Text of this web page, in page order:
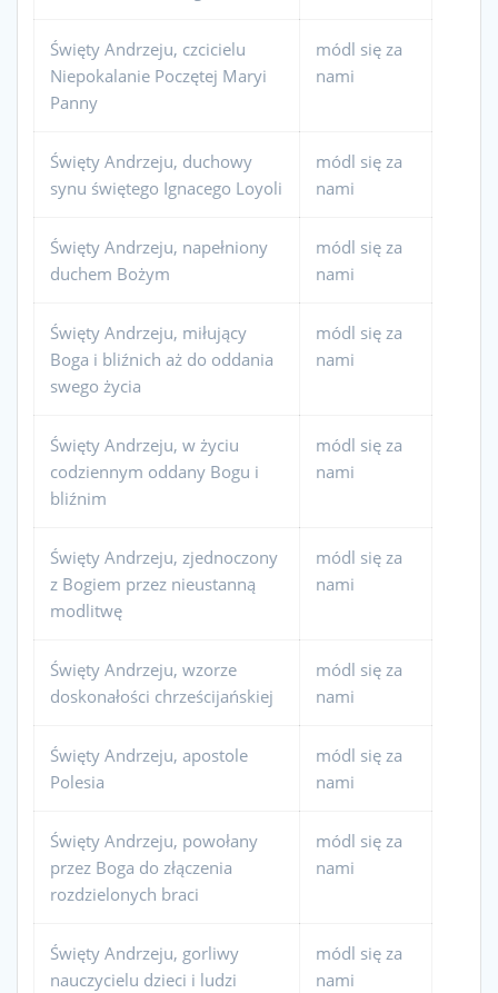
Święty Andrzeju, czcicielu
Niepokalanie Poczętej Maryi
Panny
módl się za
nami
Święty Andrzeju, duchowy
synu świętego Ignacego Loyoli
módl się za
nami
Święty Andrzeju, napełniony
duchem Bożym
módl się za
nami
Święty Andrzeju, miłujący
Boga i bliźnich aż do oddania
swego życia
módl się za
nami
Święty Andrzeju, w życiu
codziennym oddany Bogu i
bliźnim
módl się za
nami
Święty Andrzeju, zjednoczony
z Bogiem przez nieustanną
modlitwę
módl się za
nami
Święty Andrzeju, wzorze
doskonałości chrześcijańskiej
módl się za
nami
Święty Andrzeju, apostole
Polesia
módl się za
nami
Święty Andrzeju, powołany
przez Boga do złączenia
rozdzielonych braci
módl się za
nami
Święty Andrzeju, gorliwy
nauczycielu dzieci i ludzi
módl się za
nami